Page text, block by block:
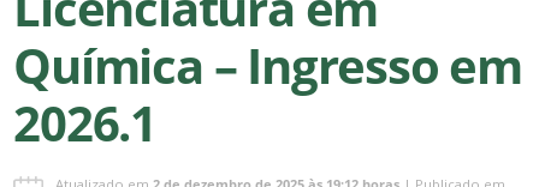
Química – Ingresso em
2026.1